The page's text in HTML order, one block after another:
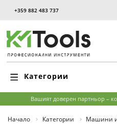
+359 882 483 737
Категории
Вашият доверен партньор –
Начало Категории Машини